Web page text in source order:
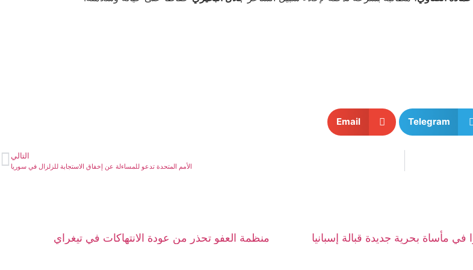
Telegram
Email
التالي
الأمم المتحدة تدعو للمساءلة عن إخفاق الاستجابة للزلزال في سوريا
منظمة العفو تحذر من عودة الانتهاكات في تيغراي